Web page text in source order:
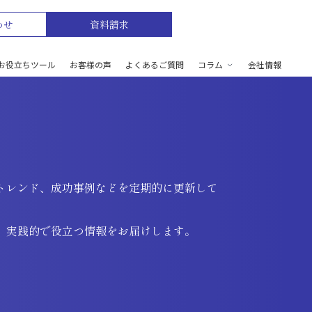
せ 資料請求
役立ちツール お客様の声 よくあるご質問 コラム 会社情報
ンド、成功事例などを定期的に更新して
践的で役立つ情報をお届けします。